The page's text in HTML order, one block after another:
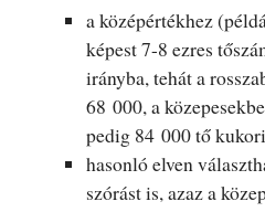
a középértékhez
képest 7-8 ezres
irányba, tehát a
68 000, a
pedig 84 000 tő
hasonló elven
szórást is, azaz a